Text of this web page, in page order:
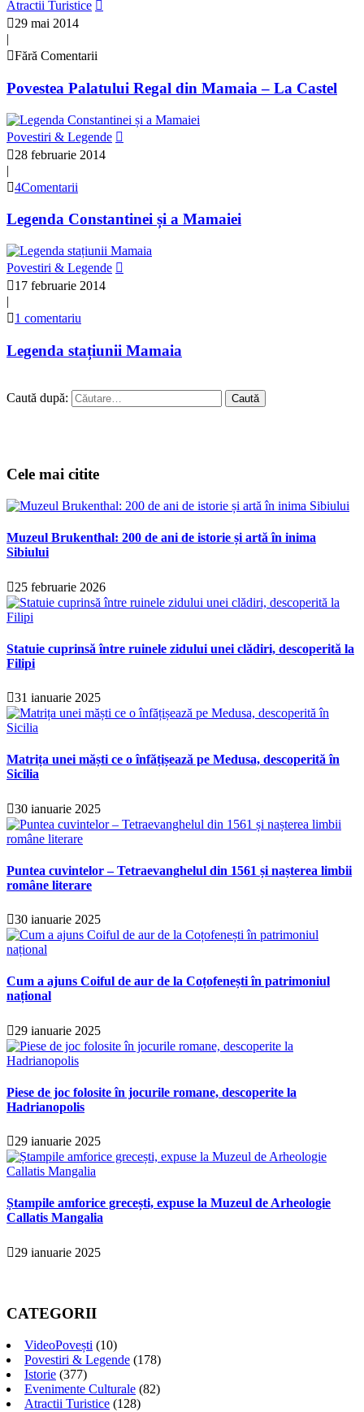
Atractii Turistice
29 mai 2014
|
Fără Comentarii
Povestea Palatului Regal din Mamaia – La Castel
Povestiri & Legende
28 februarie 2014
|
4Comentarii
Legenda Constantinei și a Mamaiei
Povestiri & Legende
17 februarie 2014
|
1 comentariu
Legenda stațiunii Mamaia
Caută după:
Cele mai citite
Muzeul Brukenthal: 200 de ani de istorie și artă în inima
Sibiului
25 februarie 2026
Statuie cuprinsă între ruinele zidului unei clădiri, descoperită la
Filipi
31 ianuarie 2025
Matrița unei măști ce o înfățișează pe Medusa, descoperită în
Sicilia
30 ianuarie 2025
Puntea cuvintelor – Tetraevanghelul din 1561 și nașterea limbii
române literare
30 ianuarie 2025
Cum a ajuns Coiful de aur de la Coțofenești în patrimoniul
național
29 ianuarie 2025
Piese de joc folosite în jocurile romane, descoperite la
Hadrianopolis
29 ianuarie 2025
Ștampile amforice grecești, expuse la Muzeul de Arheologie
Callatis Mangalia
29 ianuarie 2025
CATEGORII
VideoPovești (10)
Povestiri & Legende (178)
Istorie (377)
Evenimente Culturale (82)
Atractii Turistice (128)